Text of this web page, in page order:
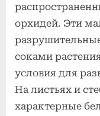
орхидей. Эти
соками
условия для
На листьях и
характерные